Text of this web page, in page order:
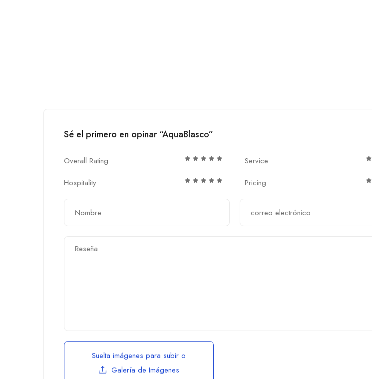
Sé el primero en opinar “AquaBlasco”
Overall Rating
Service
Hospitality
Pricing
Suelta imágenes para subir o
Galería de Imágenes